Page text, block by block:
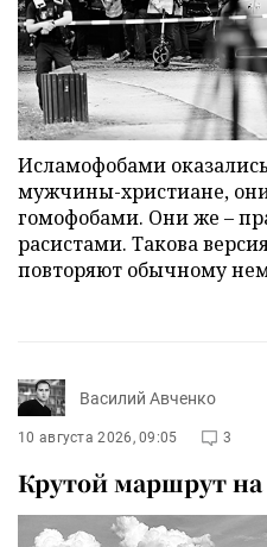
Исламофобами
мужчины-христиане,
гомофобами. Они же –
расистами. Такова
повторяют обычному
Василий Авченко
10 августа 2026, 09:05 3
Крутой маршрут